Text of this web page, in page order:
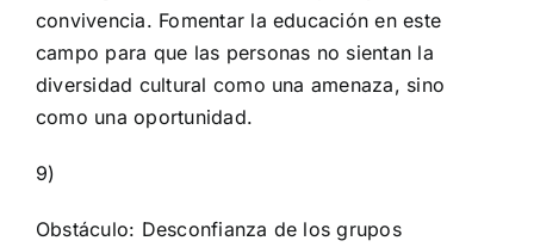
convivencia. Fomentar la educación en este
campo para que las personas no sientan la
diversidad cultural como una amenaza, sino
como una oportunidad.
9)
Obstáculo: Desconfianza de los grupos